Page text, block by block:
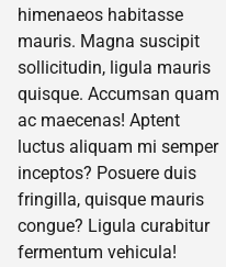
himenaeos habitasse
mauris. Magna suscipit
sollicitudin, ligula mauris
quisque. Accumsan quam
ac maecenas! Aptent
luctus aliquam mi semper
inceptos? Posuere duis
fringilla, quisque mauris
congue? Ligula curabitur
fermentum vehicula!